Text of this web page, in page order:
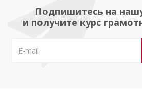
Подпишитесь на
и получите курс